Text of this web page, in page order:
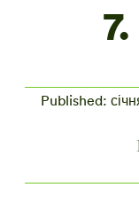
Published: